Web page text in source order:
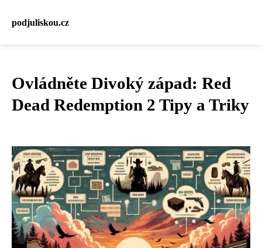
podjuliskou.cz
Ovládněte Divoký západ: Red
Dead Redemption 2 Tipy a Triky